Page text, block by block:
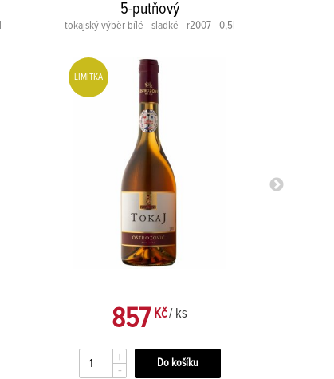
5-putňový
tokajský výběr bílé - sladké - r2007 - 0,5l
LIMITKA
857Kč/ ks
+
-